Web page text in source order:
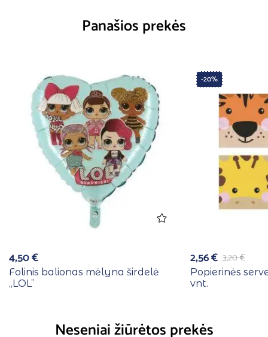
Panašios prekės
4,50€
Folinis balionas mėlyna širdelė
,,LOL”
-20%
3,20€
2,56€
Popierinės
vnt.
Neseniai žiūrėtos prekės